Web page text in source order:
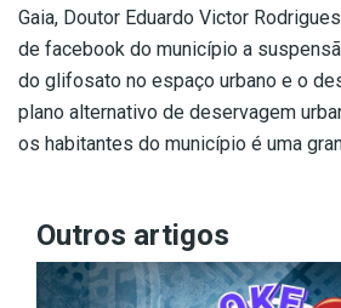
Gaia, Doutor Eduardo Victor
de facebook do município a
do glifosato no espaço urbano e o
plano alternativo de deservagem
os habitantes do município é uma
Outros artigos